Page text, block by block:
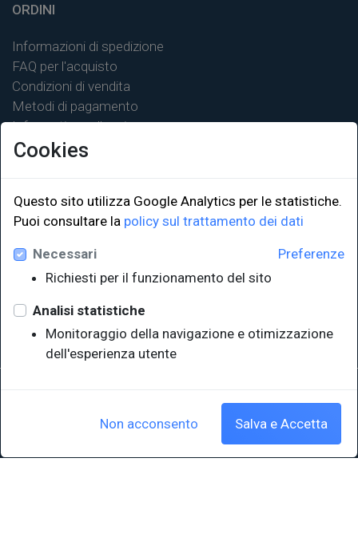
ORDINI
Informazioni di spedizione
FAQ per l'acquisto
Condizioni di vendita
Metodi di pagamento
Informativa sulla privacy
LINK ISTITUZIONALI
Università degli Studi di Trieste
Sistema Bibliotecario di Ateneo
EUT in cifre
P.IVA 00211830328 - C.F. 80013890324 - P.E.C.: ateneo@pec.units.it
Cookies
Questo sito utilizza Google Analytics per le statistiche.
Puoi consultare la policy sul trattamento dei dati
Preferenze
Necessari
Richiesti per il funzionamento del sito
Analisi statistiche
Monitoraggio della navigazione e otimizzazione
dell'esperienza utente
Non acconsento Salva e Accetta